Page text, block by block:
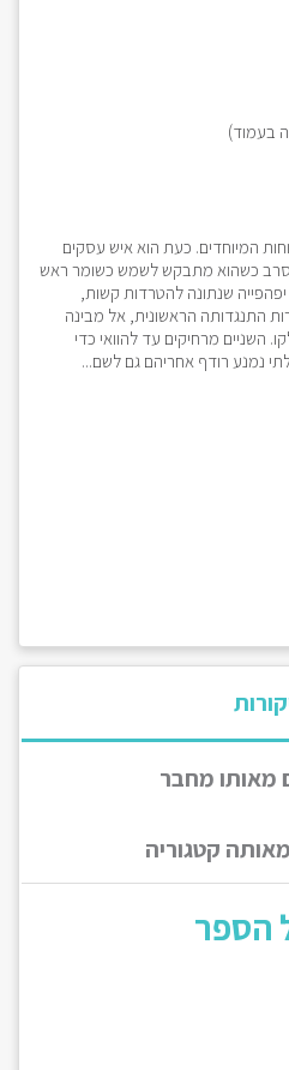
המיוחדים. כעת הוא איש עסקים
כשהוא מתבקש לשמש כשומר ראש
שנתונה להטרדות קשות,
התנגדותה הראשונית, אל מבינה
השניים מרחיקים עד להוואי כדי
נמנע רודף אחריהם גם לשם...
מאותו מחבר
קטגוריה
הספר